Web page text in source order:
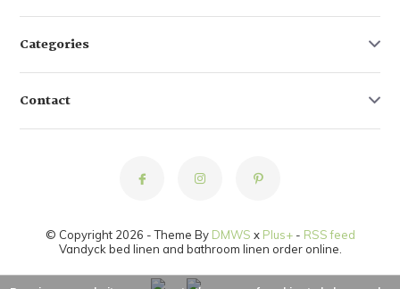
Categories
Contact
© Copyright 2026 - Theme By DMWS x Plus+- RSS feed
Vandyck bed linen and bathroom linen order online.